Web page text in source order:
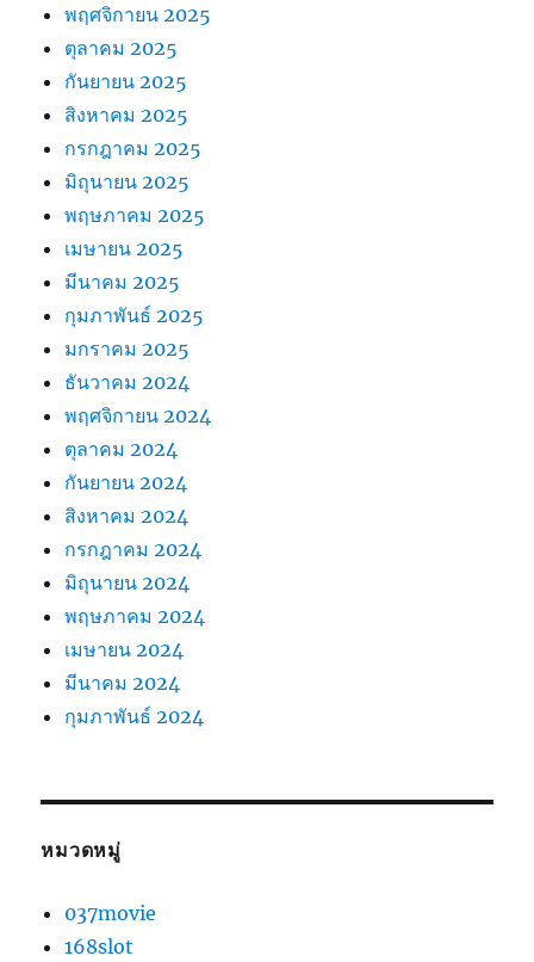
พฤศจิกายน 2025
ตุลาคม 2025
กันยายน 2025
สิงหาคม 2025
กรกฎาคม 2025
มิถุนายน 2025
พฤษภาคม 2025
เมษายน 2025
มีนาคม 2025
กุมภาพันธ์ 2025
มกราคม 2025
ธันวาคม 2024
พฤศจิกายน 2024
ตุลาคม 2024
กันยายน 2024
สิงหาคม 2024
กรกฎาคม 2024
มิถุนายน 2024
พฤษภาคม 2024
เมษายน 2024
มีนาคม 2024
กุมภาพันธ์ 2024
หมวดหมู่
037movie
168slot